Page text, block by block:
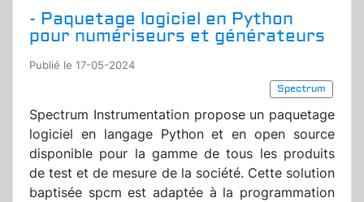
- Paquetage logiciel en Python
pour numériseurs et générateurs
Publié le 17-05-2024
Spectrum
Spectrum Instrumentation propose un paquetage
logiciel en langage Python et en open source
disponible pour la gamme de tous les produits
de test et de mesure de la société. Cette solution
baptisée spcm est adaptée à la programmation